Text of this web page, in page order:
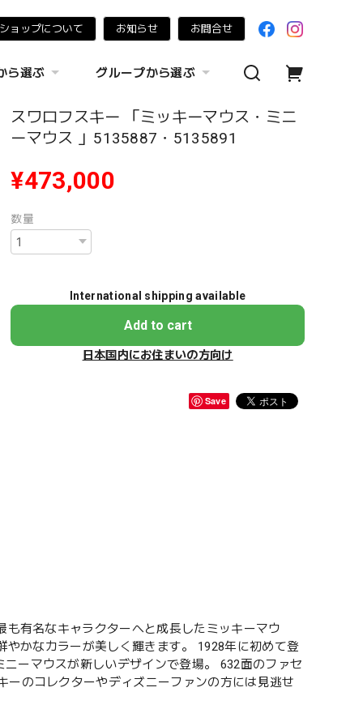
ョップについて お知らせ お問合せ
ら選ぶ グループから選ぶ
スワロフスキー 「ミッキーマウス・ミニ
ーマウス 」5135887・5135891
¥473,000
数量
International shipping available
Add to cart
日本国内にお住まいの方向け
Save
有名なキャラクターへと成長したミッキーマウ
かなカラーが美しく輝きます。 1928年に初めて登
ーマウスが新しいデザインで登場。 632面のファセ
のコレクターやディズニーファンの方には見逃せ